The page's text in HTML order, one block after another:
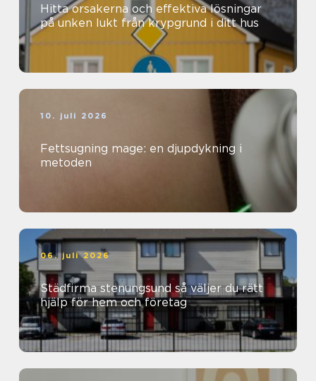
Hitta orsakerna och effektiva lösningar
på unken lukt från krypgrund i ditt hus
10. juli 2026
Fettsugning mage: en djupdykning i
metoden
06. juli 2026
Städfirma stenungsund så väljer du rätt
hjälp för hem och företag